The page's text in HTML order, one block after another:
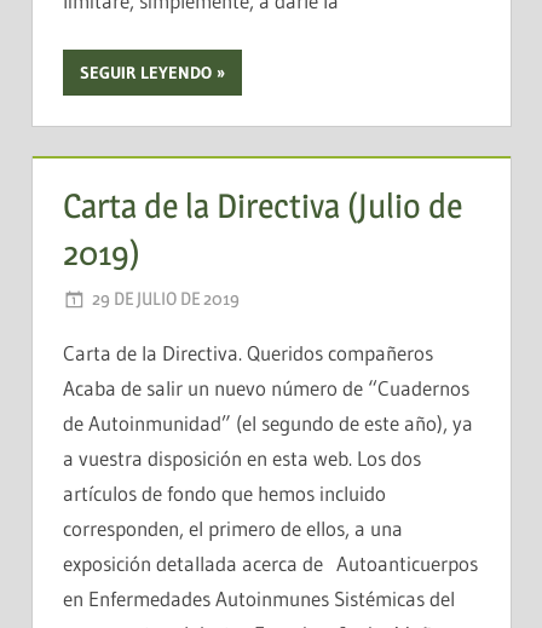
SEGUIR LEYENDO
Carta de la Directiva (Julio de
2019)
29 DE JULIO DE 2019
Carta de la Directiva. Queridos compañeros
Acaba de salir un nuevo número de “Cuadernos
de Autoinmunidad” (el segundo de este año), ya
a vuestra disposición en esta web. Los dos
artículos de fondo que hemos incluido
corresponden, el primero de ellos, a una
exposición detallada acerca de Autoanticuerpos
en Enfermedades Autoinmunes Sistémicas del